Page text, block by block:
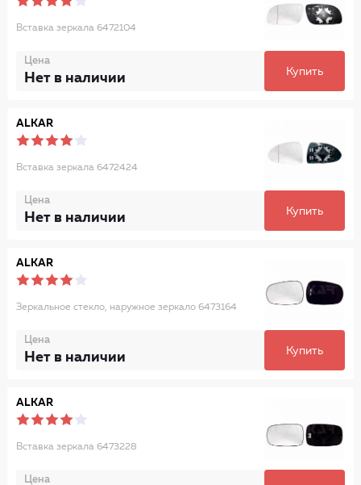
Вставка зеркала 6472104
Цена
Нет в наличии Купить
ALKAR
Вставка зеркала 6472424
Цена
Нет в наличии Купить
ALKAR
Зеркальное стекло, наружное зеркало 6473164
Цена
Нет в наличии Купить
ALKAR
Вставка зеркала 6473228
Цена